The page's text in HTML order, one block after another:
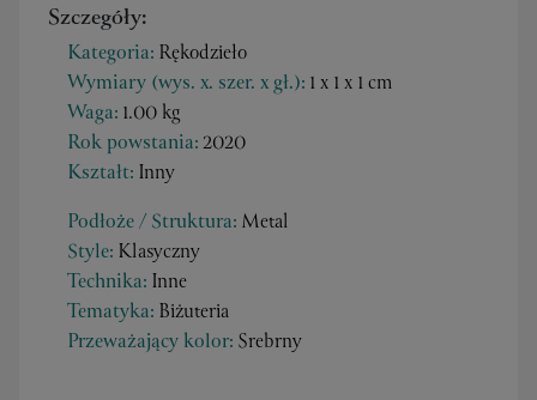
Szczegóły:
Kategoria: Rękodzieło
Wymiary (wys. x. szer. x gł.): 1 x 1 x 1 cm
Waga: 1.00 kg
Rok powstania:2020
Kształt: Inny
Podłoże / Struktura: Metal
Style: Klasyczny
Technika: Inne
Tematyka: Biżuteria
Przeważający kolor: Srebrny